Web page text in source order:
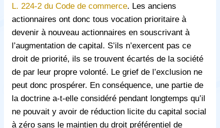
L. 224-2 du Code de commerce. Les anciens
actionnaires ont donc tous vocation prioritaire à
devenir à nouveau actionnaires en souscrivant à
l’augmentation de capital. S’ils n’exercent pas ce
droit de priorité, ils se trouvent écartés de la société
de par leur propre volonté. Le grief de l’exclusion ne
peut donc prospérer. En conséquence, une partie de
la doctrine a-t-elle considéré pendant longtemps qu’il
ne pouvait y avoir de réduction licite du capital social
à zéro sans le maintien du droit préférentiel de